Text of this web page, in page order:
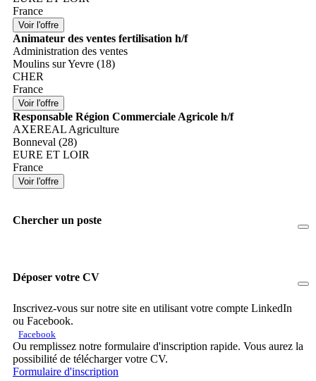
France
Animateur des ventes fertilisation h/f
Administration des ventes
Moulins sur Yevre (18)
CHER
France
Responsable Région Commerciale Agricole h/f
AXEREAL Agriculture
Bonneval (28)
EURE ET LOIR
France
Chercher un poste
Déposer votre CV
Inscrivez-vous sur notre site en utilisant votre compte LinkedIn
ou Facebook.
Facebook
Ou remplissez notre formulaire d'inscription rapide. Vous aurez la
possibilité de télécharger votre CV.
Formulaire d'inscription